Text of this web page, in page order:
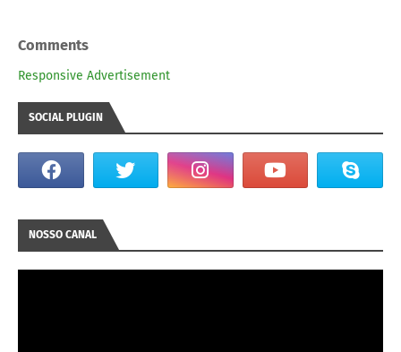
Comments
Responsive Advertisement
SOCIAL PLUGIN
NOSSO CANAL